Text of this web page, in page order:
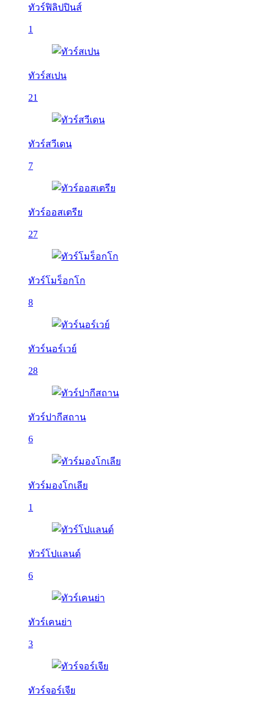
ทัวร์ฟิลิปปินส์
1
ทัวร์สเปน
21
ทัวร์สวีเดน
7
ทัวร์ออสเตรีย
27
ทัวร์โมร็อกโก
8
ทัวร์นอร์เวย์
28
ทัวร์ปากีสถาน
6
ทัวร์มองโกเลีย
1
ทัวร์โปแลนด์
6
ทัวร์เคนย่า
3
ทัวร์จอร์เจีย